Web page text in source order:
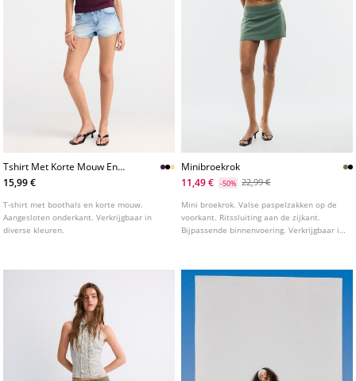
Tshirt Met Korte Mouw En
Boothals
15,99 €
T-shirt met boothals en korte mouw.
Aangesloten onderkant. Verkrijgbaar in
diverse kleuren.
Minibroekrok
11,49 €
-50% 22,99 €
Mini broekrok. Valse paspelzakken op de
voorkant. Ritssluiting aan de zijkant.
Bijpassende binnenvoering. Verkrijgbaar in